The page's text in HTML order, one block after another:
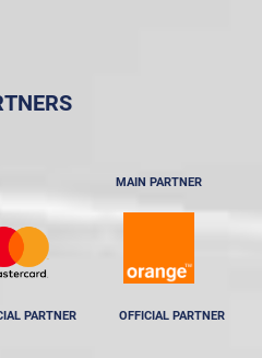
MAIN PARTNER
PARTNER OFFICIAL PARTNER